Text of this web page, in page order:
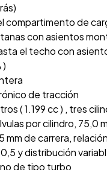
compartimento de
con asientos
el techo con
)
de tracción
( 1.199 cc ) , tres
por cilindro, 75,0
mm de carrera,
y distribución
de tipo turbo